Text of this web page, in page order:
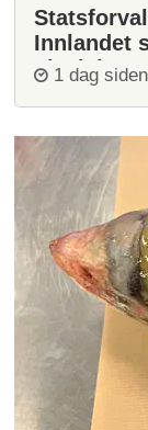
Innlandet
ulvejakt
1 dag siden